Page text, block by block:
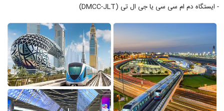
- ایستگاه دم ام سی سی یا جی ال تی (DMCC-JLT)